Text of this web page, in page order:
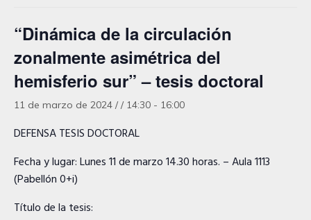
“Dinámica de la circulación
zonalmente asimétrica del
hemisferio sur” – tesis doctoral
11 de marzo de 2024 / / 14:30 - 16:00
DEFENSA TESIS DOCTORAL
Fecha y lugar: Lunes 11 de marzo 14.30 horas. – Aula 1113
(Pabellón 0+i)
Título de la tesis: